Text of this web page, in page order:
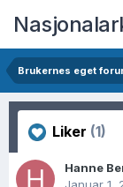
Brukernes eget
Liker (1)
Hanne